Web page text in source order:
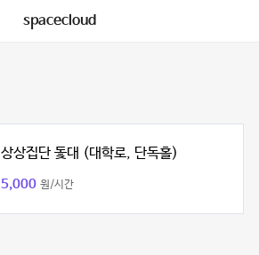
spacecloud
상상집단 돛대 (대학로, 단독홀)
5,000 원/시간